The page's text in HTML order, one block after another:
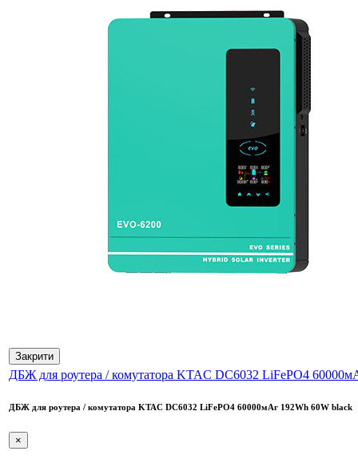
Закрити
ДБЖ для роутера / комутатора KTAC DC6032 LiFePO4
ДБЖ для роутера / комутатора KTAC DC6032 LiFePO4 60000мАг 192Wh 60W black
×